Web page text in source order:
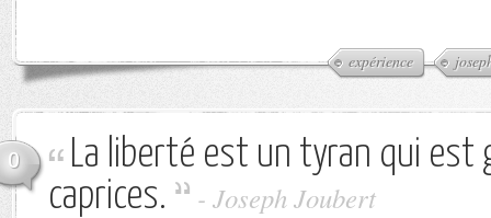
expérience
0
La liberté est un tyran qui est
caprices.
- Joseph Joubert